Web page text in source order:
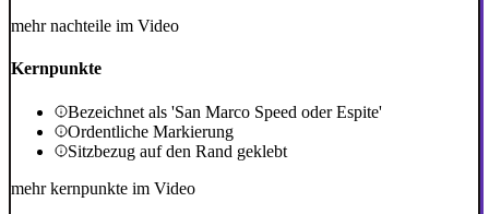
mehr nachteile im Video
Kernpunkte
Bezeichnet als 'San Marco Speed oder Espite'
Ordentliche Markierung
Sitzbezug auf den Rand geklebt
mehr kernpunkte im Video